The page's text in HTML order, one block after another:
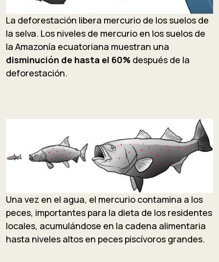
La deforestación libera mercurio de los suelos de
la selva. Los niveles de mercurio en los suelos de
la Amazonía ecuatoriana muestran una
disminución de hasta el 60% después de la
deforestación.
Una vez en el agua, el mercurio contamina a los
peces, importantes para la dieta de los residentes
locales, acumulándose en la cadena alimentaria
hasta niveles altos en peces piscívoros grandes.